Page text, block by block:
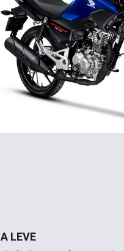
LEVE